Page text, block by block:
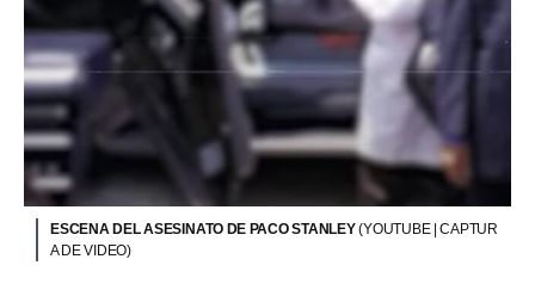
ESCENA DEL ASESINATO DE PACO STANLEY(YOUTUBE | CAPTUR
A DE VIDEO)